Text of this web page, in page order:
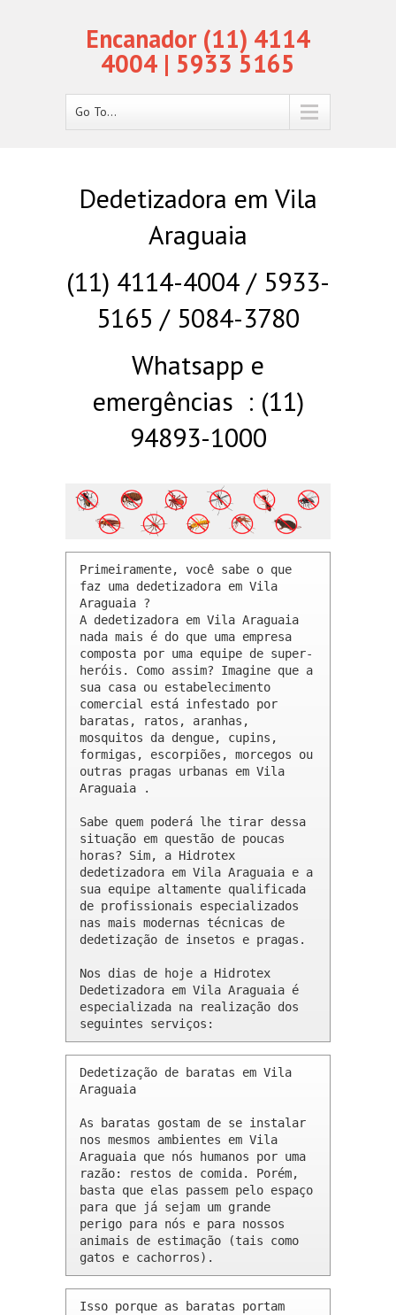
Encanador (11) 4114
4004 | 5933 5165
Go To...
Dedetizadora em Vila
Araguaia
(11) 4114-4004 / 5933-
5165 / 5084-3780
Whatsapp e
emergências : (11)
94893-1000
Primeiramente, você sabe o que
faz uma dedetizadora em Vila
Araguaia ?
A dedetizadora em Vila Araguaia
nada mais é do que uma empresa
composta por uma equipe de super-
heróis. Como assim? Imagine que a
sua casa ou estabelecimento
comercial está infestado por
baratas, ratos, aranhas,
mosquitos da dengue, cupins,
formigas, escorpiões, morcegos ou
outras pragas urbanas em Vila
Araguaia .
Sabe quem poderá lhe tirar dessa
situação em questão de poucas
horas? Sim, a Hidrotex
dedetizadora em Vila Araguaia e a
sua equipe altamente qualificada
de profissionais especializados
nas mais modernas técnicas de
dedetização de insetos e pragas.
Nos dias de hoje a Hidrotex
Dedetizadora em Vila Araguaia é
especializada na realização dos
seguintes serviços:
Dedetização de baratas em Vila
Araguaia
As baratas gostam de se instalar
nos mesmos ambientes em Vila
Araguaia que nós humanos por uma
razão: restos de comida. Porém,
basta que elas passem pelo espaço
para que já sejam um grande
perigo para nós e para nossos
animais de estimação (tais como
gatos e cachorros).
Isso porque as baratas portam